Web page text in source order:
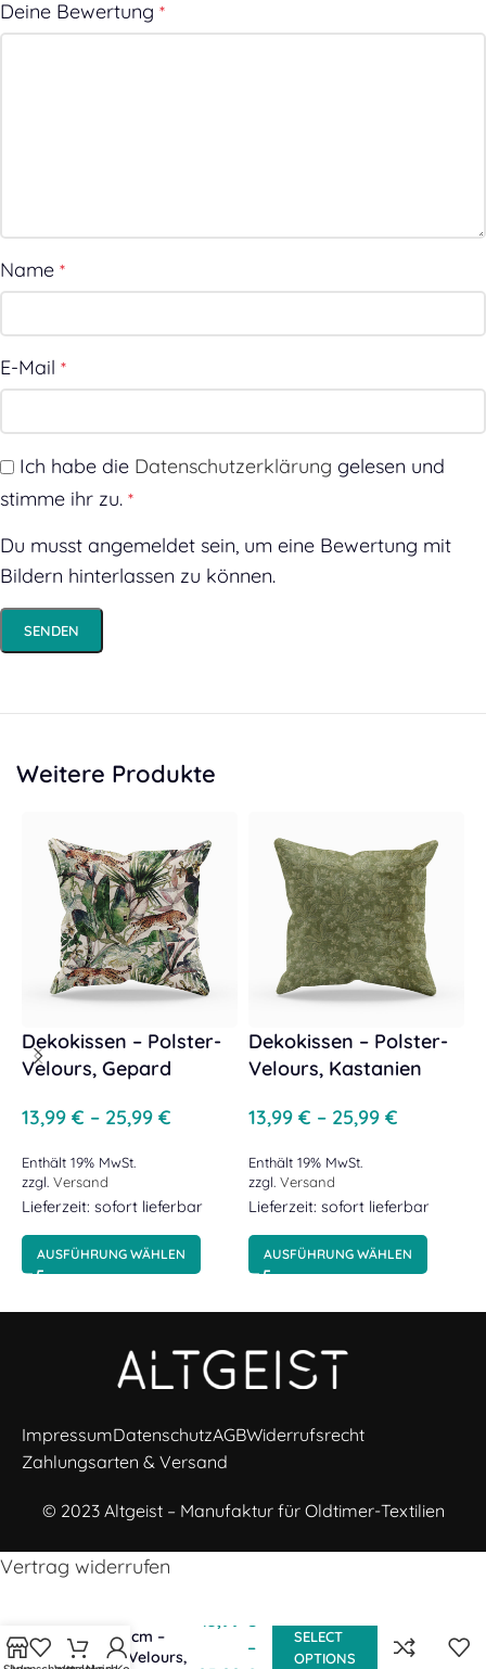
Deine Bewertung *
Name *
E-Mail *
Ich habe die Datenschutzerklärung gelesen und
stimme ihr zu. *
Du musst angemeldet sein, um eine Bewertung mit
Bildern hinterlassen zu können.
Weitere Produkte
Dekokissen – Polster-
Velours, Gepard
13,99 € – 25,99 €
Enthält 19% MwSt.
zzgl. Versand
Lieferzeit: sofort lieferbar
AUSFÜHRUNG WÄHLEN
Dekokissen – Polster-
Velours, Kastanien
13,99 € – 25,99 €
Enthält 19% MwSt.
zzgl. Versand
Lieferzeit: sofort lieferbar
AUSFÜHRUNG WÄHLEN
ImpressumDatenschutzAGBWiderrufsrecht
Zahlungsarten & Versand
© 2023 Altgeist – Manufaktur für Oldtimer-Textilien
cm x 40 cm –
Polster-Velours,
–
SELECT
OPTIONS
Vertrag widerrufen